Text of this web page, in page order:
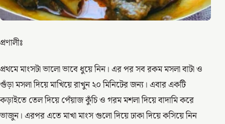
প্রণালীঃ
প্রথমে মাংসটা ভালো ভাবে ধুয়ে নিন। এর পর সব রকম মসলা বাটা ও
গুঁড়া মসলা দিয়ে মাখিয়ে রাখুন ২০ মিনিটের জন্য। এবার একটি
কড়াইতে তেল দিয়ে পেঁয়াজ কুঁচি ও গরম মশলা দিয়ে বাদামি করে
ভাজুন। এরপর এতে মাখা মাংস গুলো দিয়ে ঢাকা দিয়ে কসিয়ে নিন